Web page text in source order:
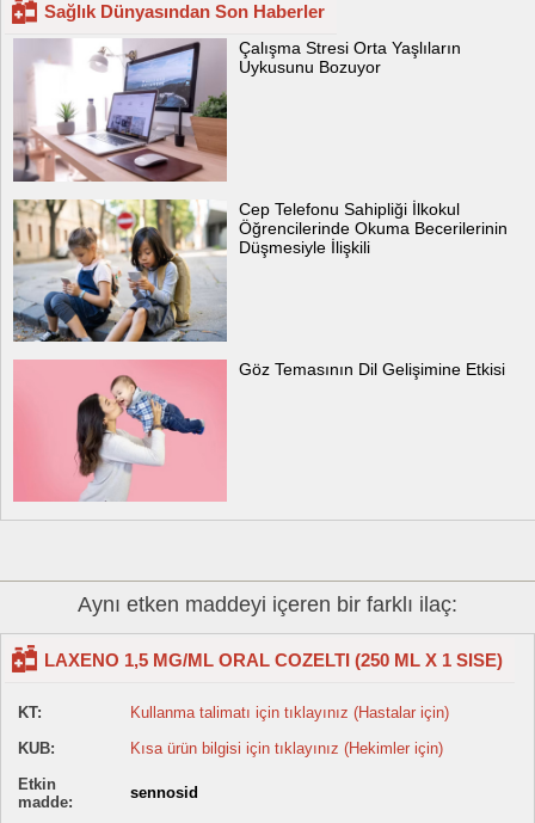
Sağlık Dünyasından Son Haberler
Çalışma Stresi Orta Yaşlıların
Uykusunu Bozuyor
Cep Telefonu Sahipliği İlkokul
Öğrencilerinde Okuma Becerilerinin
Düşmesiyle İlişkili
Göz Temasının Dil Gelişimine Etkisi
Aynı etken maddeyi içeren bir farklı ilaç:
LAXENO 1,5 MG/ML ORAL COZELTI (250 ML X 1 SISE)
KT:
Kullanma talimatı için tıklayınız (Hastalar için)
KUB:
Kısa ürün bilgisi için tıklayınız (Hekimler için)
Etkin
madde:
sennosid